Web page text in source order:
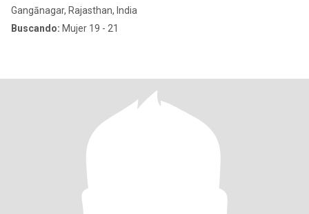
Gangānagar, Rajasthan, India
Buscando: Mujer 19 - 21